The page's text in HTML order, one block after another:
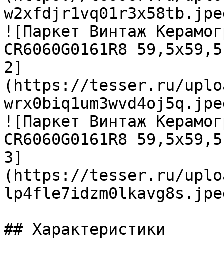
![Паркет Винтаж
CR6060G0161R8
2]
(https://tesser.ru/
![Паркет Винтаж
CR6060G0161R8
3]
(https://tesser.ru/
## Характеристики